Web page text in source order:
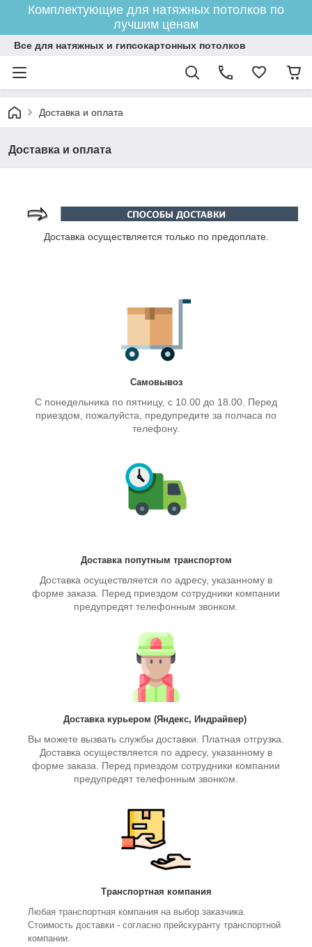
Комплектующие для натяжных потолков по
лучшим ценам
Все для натяжных и гипсокартонных потолков
Доставка и оплата
Доставка и оплата
Доставка осуществляется только по предоплате.
Самовывоз
С понедельника по пятницу, с 10.00 до 18.00. Перед
приездом, пожалуйста, предупредите за полчаса по
телефону.
Доставка попутным транспортом
Доставка осуществляется по адресу, указанному в
форме заказа. Перед приездом сотрудники компании
предупредят телефонным звонком.
Доставка курьером (Яндекс, Индрайвер)
Вы можете вызвать службы доставки. Платная отгрузка.
Доставка осуществляется по адресу, указанному в
форме заказа. Перед приездом сотрудники компании
предупредят телефонным звонком.
Транспортная компания
Любая транспортная компания на выбор заказчика.
Стоимость доставки - согласно прейскуранту транспортной
компании.